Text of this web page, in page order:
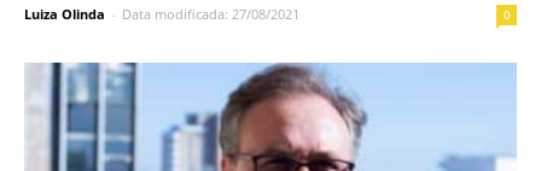
Luiza Olinda - Data modificada: 27/08/2021 0